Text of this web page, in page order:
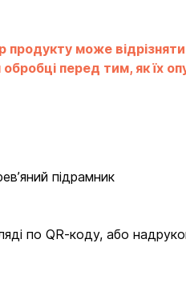
може
перед тим, як їх
підрамник
по QR-коду, або